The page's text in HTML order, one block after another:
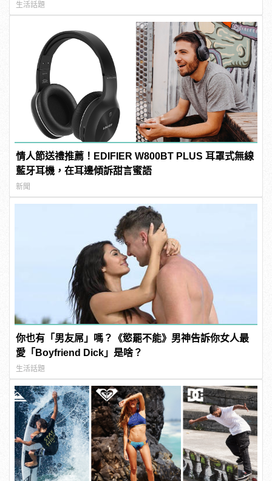
生活話題
情人節送禮推薦！EDIFIER W800BT PLUS 耳罩式無線
藍牙耳機，在耳邊傾訴甜言蜜語
新聞
你也有「男友屌」嗎？《慾罷不能》男神告訴你女人最
愛「Boyfriend Dick」是啥？
生活話題